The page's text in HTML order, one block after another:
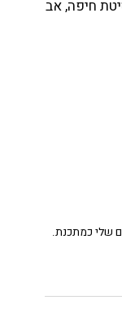
חיפה, אב
שלי כמתכנת.